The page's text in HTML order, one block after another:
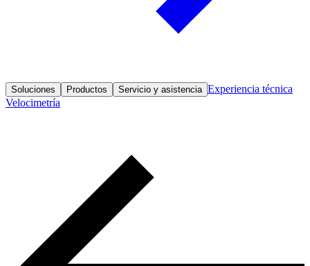
Soluciones Productos Servicio y asistencia Experiencia técnica
Velocimetría